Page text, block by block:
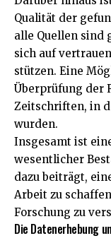
Qualität der
alle Quellen sind
sich auf
stützen. Eine
Überprüfung der
Zeitschriften, in
wurden.
Insgesamt ist
wesentlicher
dazu beiträgt,
Arbeit zu
Forschung zu
Die Datenerhebung